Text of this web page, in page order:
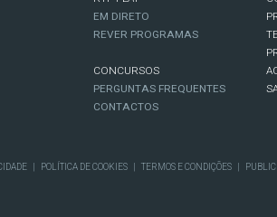
EM DIRETO
REVER PROGRAMAS
CONCURSOS
PERGUNTAS FREQUENTES
CONTACTOS
POLÍTICA DE COOKIES TERMOS E CONDIÇÕES